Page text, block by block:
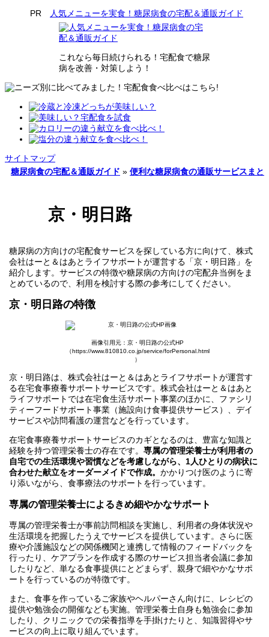
人気メニューを実食！糖尿病食の宅配＆通販ガイド
これなら毎日続けられる！宅配食で糖尿
病を改善・対策しよう！
サイトマップ
糖尿病食の宅配＆通販ガイド » 便利な糖尿病食の通販サービスまと
京・明日路
糖尿病の方向けの宅配食サービスを探している方に向けて、株式
会社はーと＆はあとライフサポートが運営する「京・明日路」を
紹介します。サービスの特徴や糖尿病の方向けの宅配弁当例をま
とめているので、利用を検討する際の参考にしてください。
京・明日路の特徴
画像引用元：京・明日路の公式HP
（https://www.810810.co.jp/service/forPersonal.html
）
京・明日路は、株式会社はーと＆はあとライフサポートが運営す
る在宅食事療養サポートサービスです。株式会社はーと＆はあと
ライフサポートでは在宅食生活サポート事業のほかに、ファシリ
ティーフードサポート事業（施設向け食事提供サービス）、デイ
サービスや訪問看護の運営などを行っています。
在宅食事療養サポートサービスのカギとなるのは、豊富な知識と
経験を持つ管理栄養士の存在です。 専属の管理栄養士が利用者の
自宅での生活環境や習慣などを考慮しながら、1人ひとりの病状に
合わせた献立をオーダーメイドで作成。 かかりつけ医のように寄
り添いながら、食事療法のサポートを行っています。
専属の管理栄養士によるきめ細やかなサポート
専属の管理栄養士が事前訪問相談を実施し、利用者の身体状況や
生活環境を把握したうえでサービスを提供しています。さらに医
療や介護施設などの関係機関と連携して情報のフィードバックを
行ったり、ケアプランを作成する際のサービス担当者会議に参加
したりなど、単なる食事提供にとどまらず、親身で細やかなサポ
ートを行っているのが特徴です。
また、食事を作っているご家族やヘルパーさん向けに、レシピの
提供や勉強会の開催なども実施。管理栄養士自身も勉強会に参加
したり、クリニックでの栄養指導を手掛けたりと、知識習得やサ
ービスの向上に取り組んでいます。